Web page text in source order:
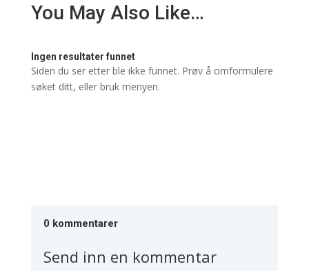
You May Also Like…
Ingen resultater funnet
Siden du ser etter ble ikke funnet. Prøv å omformulere
søket ditt, eller bruk menyen.
0 kommentarer
Send inn en kommentar